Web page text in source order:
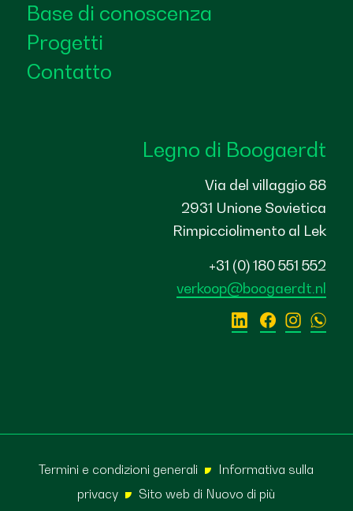
Base di conoscenza
Progetti
Contatto
Legno di Boogaerdt
Via del villaggio 88
2931 Unione Sovietica
Rimpicciolimento al Lek
+31 (0) 180 551 552
verkoop@boogaerdt.nl
Termini e condizioni generali
Informativa sulla
privacy
Sito web di Nuovo di più